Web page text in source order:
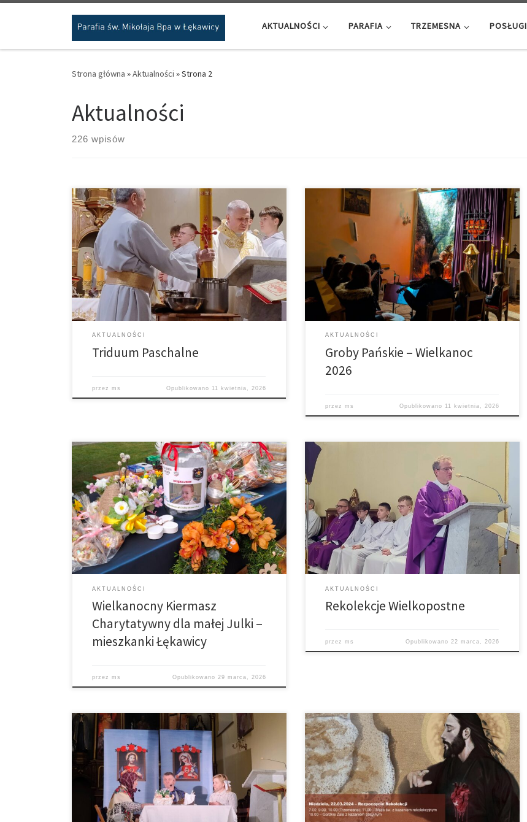
Przejdź do treści
AKTUALNOŚCI PARAFIA TRZEMESNA POSŁUGI
Strona główna »Aktualności »Strona 2
Aktualności
226 wpisów
AKTUALNOŚCI
Triduum Paschalne
przezms Opublikowano 11 kwietnia, 2026
Parafia Łękawica Parafia Trzemesna
AKTUALNOŚCI
Groby Pańskie – Wielkanoc
2026
przezms Opublikowano 11 kwietnia, 2026
29 marca – w niedzielę Palmową, odbył się kiermasz
charytatywny zorganizowany przez Koło Gospodyń
Wiejskich CZERWONE KORALE w Łękawicy oraz
Ochotniczą Straż Pożarną na rzecz naszej małej
mieszkanki Julki Olszówki. Julka spędziła 9 tygodni w
śpiączce. Wciąż nie wiadomo, co dokładnie
doprowadziło do tak złego stanu dziewczynki, ale
lekarze zdiagnozowali […]
AKTUALNOŚCI
Wielkanocny Kiermasz
Charytatywny dla małej Julki –
mieszkanki Łękawicy
przezms Opublikowano 29 marca, 2026
Dzisiaj rozpoczęliśmy nasze Rekolekcje Wielkopostne.
Bardzo serdecznie witamy w naszej parafii
Rekolekcjonistę – Ks. dra Mateusza Wójcika z Sądu
Diecezjalnego w Tarnowie i dziękujemy już teraz za
podjęcie tej posługi w naszej parafii. Nauki w dni
powszednie będą głoszone w czasie Mszy o godz.
9.00 i 18.00. Zakończymy je w […]
AKTUALNOŚCI
Rekolekcje Wielkopostne
przezms Opublikowano 22 marca, 2026
20 marca br. w naszym kościele gościła Grupa
Teatralna Wspólnoty Dzieła Intronizacji NSPJ z Diecezji
Rzeszowskiej, która wystawiła piękny spektakl o
Przesłaniu Jezusa do Służebnicy Bożej Rozalii
Celakówny. Przesłanie to związane jest z dziełem
intronizacji Najświętszego Serca Pana Jezusa. Rozalia
urodziła się w 1901 r., a jej życie było w […]